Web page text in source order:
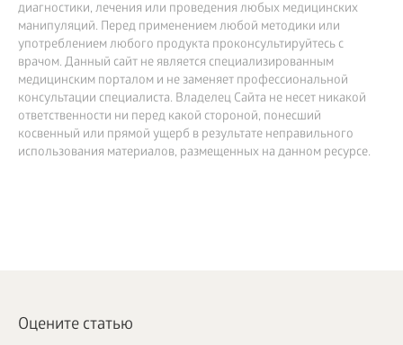
диагностики, лечения или проведения любых медицинских
манипуляций. Перед применением любой методики или
употреблением любого продукта проконсультируйтесь с
врачом. Данный сайт не является специализированным
медицинским порталом и не заменяет профессиональной
консультации специалиста. Владелец Сайта не несет никакой
ответственности ни перед какой стороной, понесший
косвенный или прямой ущерб в результате неправильного
использования материалов, размещенных на данном ресурсе.
Оцените статью